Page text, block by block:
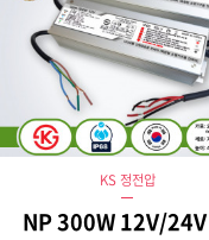
KS 정전압
NP 300W 12V/24V